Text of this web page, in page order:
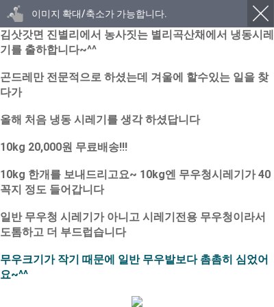
이미지 확대/축소가 가능합니다.
김삿갓면 진별리에서 농사짓는 별리곡산채에서 냉동시레
기를 출하합니다~^^
곤드레만 전문적으로 하셨는데 겨울에 할수있는 일을 찾
다가
올해 처음 냉동 시레기를 생각 하셨답니다
10kg 20,000원 무료배송!!!
10kg 한개를 보내드리고요~ 10kg엔 무우청시레기가 40
꼭지 정도 들어갑니다
일반 무우청 시레기가 아니고 시레기전용 무우청이라서
도톰하고 더 부드럽습니다
무우크기가 작기 때문에 일반 무우밭보다 촘촘히 심었어
요~^^